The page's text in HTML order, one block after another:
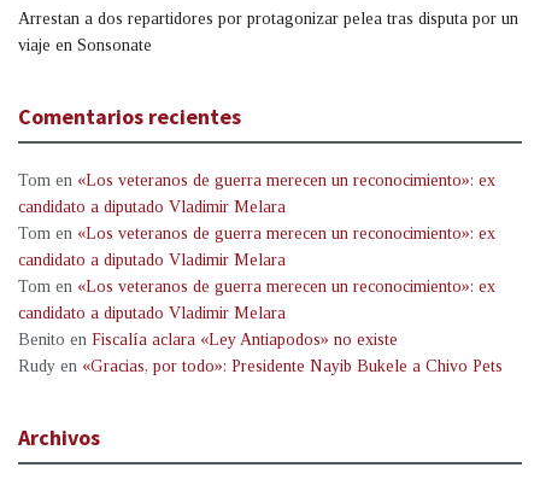
Arrestan a dos repartidores por protagonizar pelea tras disputa por un
viaje en Sonsonate
Comentarios recientes
Tom en «Los veteranos de guerra merecen un reconocimiento»: ex
candidato a diputado Vladimir Melara
Tom en «Los veteranos de guerra merecen un reconocimiento»: ex
candidato a diputado Vladimir Melara
Tom en «Los veteranos de guerra merecen un reconocimiento»: ex
candidato a diputado Vladimir Melara
Benito en Fiscalía aclara «Ley Antiapodos» no existe
Rudy en «Gracias, por todo»: Presidente Nayib Bukele a Chivo Pets
Archivos